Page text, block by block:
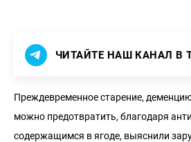
ЧИТАЙТЕ НАШ КАНАЛ В
Преждевременное старение,
можно предотвратить, благодаря
содержащимся в ягоде, выяснили